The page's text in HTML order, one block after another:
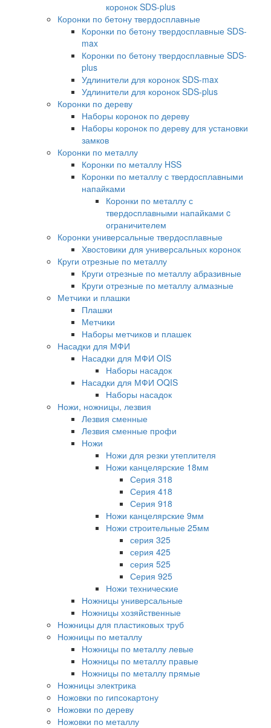
коронок SDS-plus
Коронки по бетону твердосплавные
Коронки по бетону твердосплавные SDS-
max
Коронки по бетону твердосплавные SDS-
plus
Удлинители для коронок SDS-max
Удлинители для коронок SDS-plus
Коронки по дереву
Наборы коронок по дереву
Наборы коронок по дереву для установки
замков
Коронки по металлу
Коронки по металлу HSS
Коронки по металлу с твердосплавными
напайками
Коронки по металлу с
твердосплавными напайками c
ограничителем
Коронки универсальные твердосплавные
Хвостовики для универсальных коронок
Круги отрезные по металлу
Круги отрезные по металлу абразивные
Круги отрезные по металлу алмазные
Метчики и плашки
Плашки
Метчики
Наборы метчиков и плашек
Насадки для МФИ
Насадки для МФИ OIS
Наборы насадок
Насадки для МФИ OQIS
Наборы насадок
Ножи, ножницы, лезвия
Лезвия сменные
Лезвия сменные профи
Ножи
Ножи для резки утеплителя
Ножи канцелярские 18мм
Серия 318
Серия 418
Серия 918
Ножи канцелярские 9мм
Ножи строительные 25мм
серия 325
серия 425
серия 525
Серия 925
Ножи технические
Ножницы универсальные
Ножницы хозяйственные
Ножницы для пластиковых труб
Ножницы по металлу
Ножницы по металлу левые
Ножницы по металлу правые
Ножницы по металлу прямые
Ножницы электрика
Ножовки по гипсокартону
Ножовки по дереву
Ножовки по металлу